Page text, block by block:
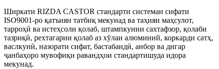
Ширкати RIZDA CASTOR стандарти системаи сифати
ISO9001-ро қатъиян татбиқ мекунад ва таҳияи маҳсулот,
тарроҳӣ ва истеҳсоли қолаб, штампкунии сахтафзор, қолаби
тазриқӣ, рехтагарии қолаб аз хӯлаи алюминий, коркарди сатҳ,
васлкунӣ, назорати сифат, бастабандӣ, анбор ва дигар
ҷанбаҳоро мувофиқи равандҳои стандартишуда идора
мекунад.